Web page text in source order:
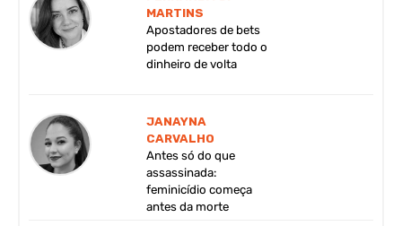
MARTINS
Apostadores de bets
podem receber todo o
dinheiro de volta
JANAYNA
CARVALHO
Antes só do que
assassinada:
feminicídio começa
antes da morte